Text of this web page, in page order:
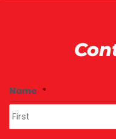
Name *